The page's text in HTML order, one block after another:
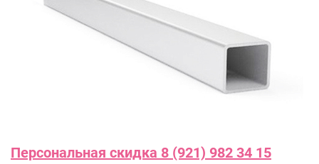
Персональная скидка 8 (921) 982 34 15